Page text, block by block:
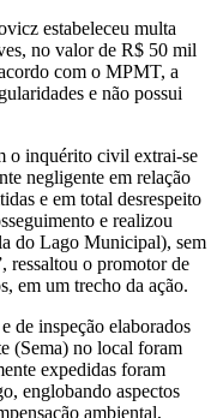
estabeleceu multa
no valor de R$ 50 mil
com o MPMT, a
e não possui
o inquérito civil extrai-se
negligente em relação
e em total desrespeito
e realizou
do Lago Municipal), sem
ressaltou o promotor de
em um trecho da ação.
de inspeção elaborados
(Sema) no local foram
expedidas foram
englobando aspectos
ambiental,